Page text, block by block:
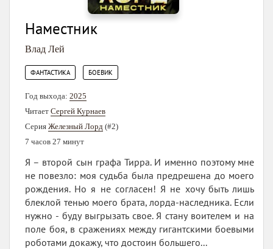
Наместник
Влад Лей
ФАНТАСТИКА БОЕВИК
Год выхода: 2025
Читает Сергей Курнаев
Серия Железный Лорд (#2)
7 часов 27 минут
Я – второй сын графа Тирра. И именно поэтому мне
не повезло: моя судьба была предрешена до моего
рождения. Но я не согласен! Я не хочу быть лишь
блеклой тенью моего брата, лорда-наследника. Если
нужно - буду выгрызать свое. Я стану воителем и на
поле боя, в сражениях между гигантскими боевыми
роботами докажу, что достоин большего...